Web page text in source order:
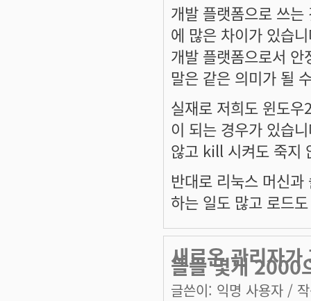
개발 플랫폼으로 쓰
에 많은 차이가 있습
개발 플랫폼으로서
말은 같은 의미가 될
실재로 저희도 윈도
이 되는 경우가 있습
않고 kill 시켜도 죽지
반대로 리눅스 머신
하는 일도 많고 로드
새로온 관리자
들을 몇개 2000
글쓴이: 익명 사용자 /